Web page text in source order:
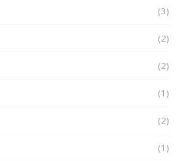
(3)
(2)
(2)
(1)
(2)
(1)